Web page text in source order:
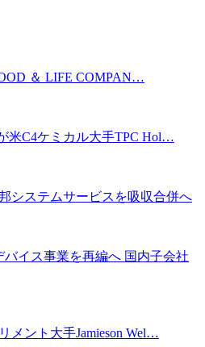
＆ LIFE COMPAN…
米C4ケミカル大手TPC Hol…
システムサービスを吸収合併へ
イス事業を再編へ 国内子会社
メント大手Jamieson Wel…